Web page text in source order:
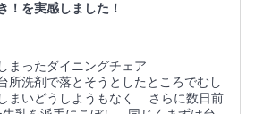
！を実感しました！
まったダイニングチェア
所洗剤で落とそうとしたところでむし
まいどうしようもなく....さらに数日前